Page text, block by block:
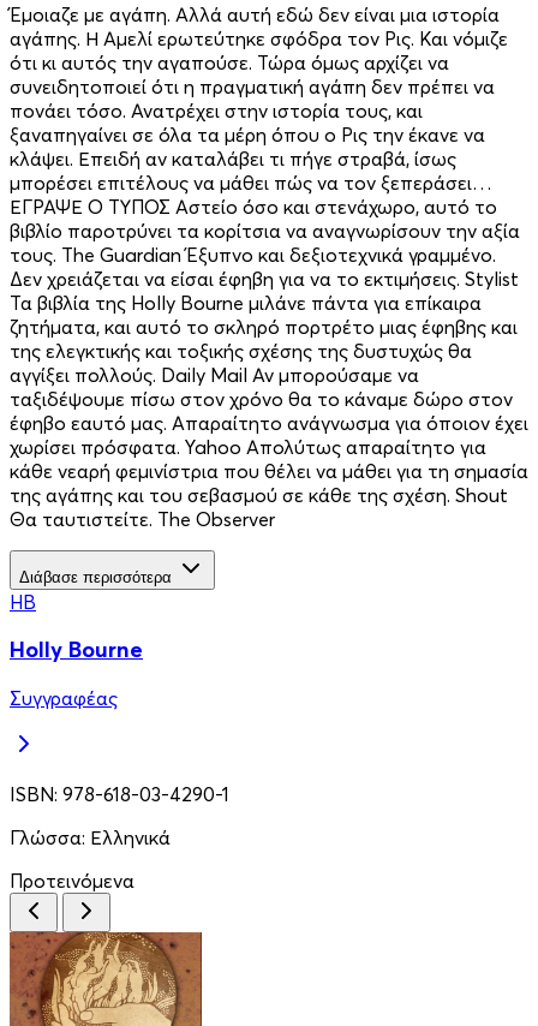
Έμοιαζε με αγάπη. Αλλά αυτή εδώ δεν είναι μια ιστορία
αγάπης. Η Αμελί ερωτεύτηκε σφόδρα τον Ρις. Και νόμιζε
ότι κι αυτός την αγαπούσε. Τώρα όμως αρχίζει να
συνειδητοποιεί ότι η πραγματική αγάπη δεν πρέπει να
πονάει τόσο. Ανατρέχει στην ιστορία τους, και
ξαναπηγαίνει σε όλα τα μέρη όπου ο Ρις την έκανε να
κλάψει. Επειδή αν καταλάβει τι πήγε στραβά, ίσως
μπορέσει επιτέλους να μάθει πώς να τον ξεπεράσει…
ΕΓΡΑΨΕ Ο ΤΥΠΟΣ Αστείο όσο και στενάχωρο, αυτό το
βιβλίο παροτρύνει τα κορίτσια να αναγνωρίσουν την αξία
τους. The Guardian Έξυπνο και δεξιοτεχνικά γραμμένο.
Δεν χρειάζεται να είσαι έφηβη για να το εκτιμήσεις. Stylist
Τα βιβλία της Holly Bourne μιλάνε πάντα για επίκαιρα
ζητήματα, και αυτό το σκληρό πορτρέτο μιας έφηβης και
της ελεγκτικής και τοξικής σχέσης της δυστυχώς θα
αγγίξει πολλούς. Daily Mail Αν μπορούσαμε να
ταξιδέψουμε πίσω στον χρόνο θα το κάναμε δώρο στον
έφηβο εαυτό μας. Απαραίτητο ανάγνωσμα για όποιον έχει
χωρίσει πρόσφατα. Yahoo Απολύτως απαραίτητο για
κάθε νεαρή φεμινίστρια που θέλει να μάθει για τη σημασία
της αγάπης και του σεβασμού σε κάθε της σχέση. Shout
Θα ταυτιστείτε. The Observer
Διάβασε περισσότερα
HB
Holly Bourne
Συγγραφέας
ISBN: 978-618-03-4290-1
Γλώσσα: Ελληνικά
Προτεινόμενα